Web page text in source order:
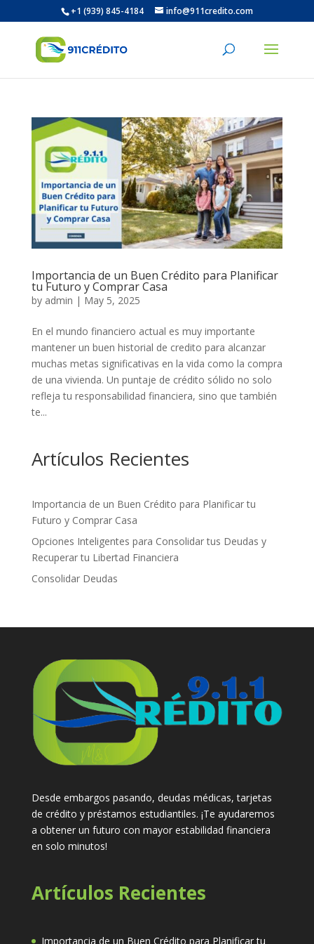
+1 (939) 845-4184 info@911credito.com
Importancia de un Buen Crédito para Planificar
tu Futuro y Comprar Casa
by admin | May 5, 2025
En el mundo financiero actual es muy importante
mantener un buen historial de credito para alcanzar
muchas metas significativas en la vida como la compra
de una vivienda. Un puntaje de crédito sólido no solo
refleja tu responsabilidad financiera, sino que también
te...
Artículos Recientes
Importancia de un Buen Crédito para Planificar tu
Futuro y Comprar Casa
Opciones Inteligentes para Consolidar tus Deudas y
Recuperar tu Libertad Financiera
Consolidar Deudas
Desde embargos pasando, deudas médicas, tarjetas
de crédito y préstamos estudiantiles. ¡Te ayudaremos
a obtener un futuro con mayor estabilidad financiera
en solo minutos!
Artículos Recientes
Importancia de un Buen Crédito para Planificar tu